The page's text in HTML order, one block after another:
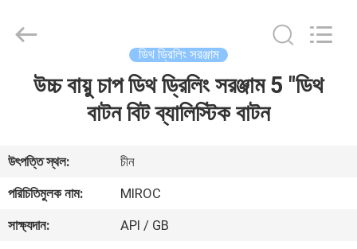
আমাদের
সম্পর্কে
Reserved.
ডিথ ড্রিলিং সরঞ্জাম
উচ্চ বায়ু চাপ ডিথ ড্রিলিং সরঞ্জাম 5 "ডিথ
বাটন বিট ব্যালিস্টিক বাটন
উৎপত্তি স্থল:
চীন
পরিচিতিমুলক নাম:
MIROC
সাক্ষ্যদান:
API / GB